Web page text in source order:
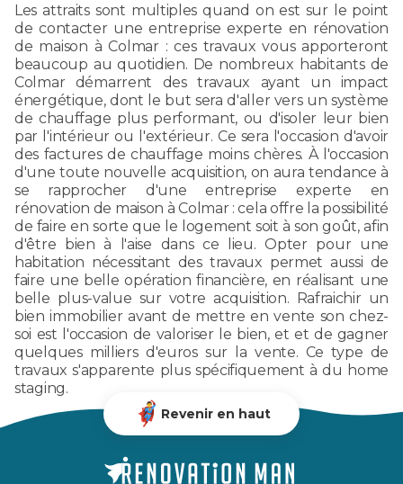
Les attraits sont multiples quand on est sur le point
de contacter une entreprise experte en rénovation
de maison à Colmar : ces travaux vous apporteront
beaucoup au quotidien. De nombreux habitants de
Colmar démarrent des travaux ayant un impact
énergétique, dont le but sera d'aller vers un système
de chauffage plus performant, ou d'isoler leur bien
par l'intérieur ou l'extérieur. Ce sera l'occasion d'avoir
des factures de chauffage moins chères. À l'occasion
d'une toute nouvelle acquisition, on aura tendance à
se rapprocher d'une entreprise experte en
rénovation de maison à Colmar : cela offre la possibilité
de faire en sorte que le logement soit à son goût, afin
d'être bien à l'aise dans ce lieu. Opter pour une
habitation nécessitant des travaux permet aussi de
faire une belle opération financière, en réalisant une
belle plus-value sur votre acquisition. Rafraichir un
bien immobilier avant de mettre en vente son chez-
soi est l'occasion de valoriser le bien, et et de gagner
quelques milliers d'euros sur la vente. Ce type de
travaux s'apparente plus spécifiquement à du home
staging.
Revenir en haut